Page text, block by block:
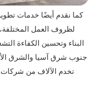
كما نقدم أيضًا خدمات
لظروف العمل
البناء وتحسين الكفاءة
جنوب شرق آسيا والشرق
تخدم الآلاف من شركات